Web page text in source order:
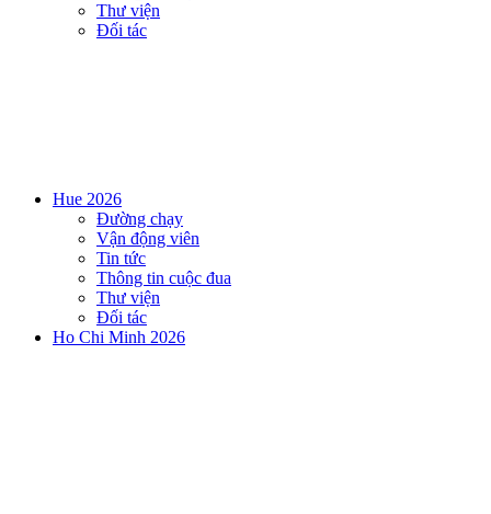
Thư viện
Đối tác
Hue 2026
Đường chạy
Vận động viên
Tin tức
Thông tin cuộc đua
Thư viện
Đối tác
Ho Chi Minh 2026